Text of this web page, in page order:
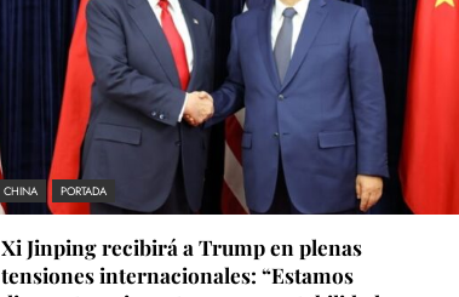
CHINA PORTADA
Xi Jinping recibirá a Trump en plenas
tensiones internacionales: “Estamos